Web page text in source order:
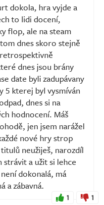
dokola, hra vyjde a
to lidi docení,
flop, ale na steam
dnes skoro stejně
dnes jsou brány
date byli zadupávany
5 kterej byl vysmíván
dnes si na
hodnocení. Máš
jen jsem narážel
nové hry strop
neužiješ, narozdíl
a užit si lehce
dokonalá, má
a zábavná.
1 1